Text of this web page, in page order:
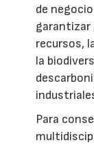
de
garantizar
recursos,
la
Para